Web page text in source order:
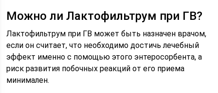
Можно ли Лактофильтрум при ГВ?
Лактофильтрум при ГВ может быть назначен врачом,
если он считает, что необходимо достичь лечебный
эффект именно с помощью этого энтеросорбента, а
риск развития побочных реакций от его приема
минимален.